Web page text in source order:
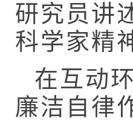
研究员讲
科学家精
在互动
廉洁自律